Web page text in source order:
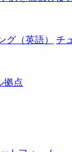
グ（英語） チ
拠点